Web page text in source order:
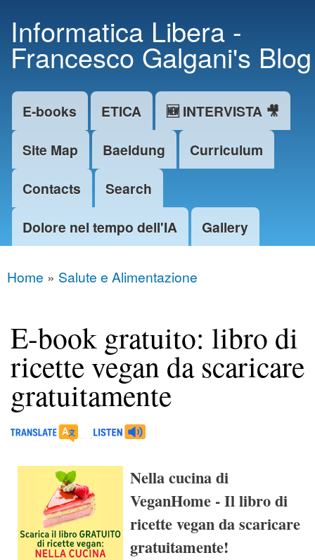
main
content
Informatica Libera -
Francesco Galgani's Blog
Main menu
E-books ETICA
🆕 INTERVISTA 🎥
Site Map
Baeldung
Curriculum
Contacts
Search
Dolore nel tempo dell'IA
Gallery
You are here
Home » Salute e Alimentazione
E-book gratuito: libro di
ricette vegan da scaricare
gratuitamente
Nella cucina di
VeganHome - Il libro di
ricette vegan da scaricare
gratuitamente!